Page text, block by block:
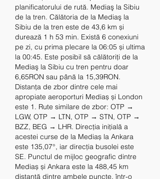
planificatorului de rută. Mediaş la Sibiu
de la tren. Călătoria de la Mediaş la
Sibiu de la tren este de 43,6 km și
durează 1 h 53 min. Există 6 conexiuni
pe zi, cu prima plecare la 06:05 și ultima
la 00:45. Este posibil să călătoriți de la
Mediaş la Sibiu cu tren pentru doar
6,65RON sau până la 15,39RON.
Distanța de zbor dintre cele mai
apropiate aeroporturi Mediaș și London
este 1. Rute similare de zbor: OTP →
LGW, OTP → LTN, OTP → STN, OTP →
BZZ, BEG → LHR. Direcția inițială a
acestei curse de la Mediaș la Ankara
este 135,07°, iar direcția busolei este
SE. Punctul de mijloc geografic dintre
Mediaș și Ankara este la 488,45 km
distanță dintre ambele puncte, într-o